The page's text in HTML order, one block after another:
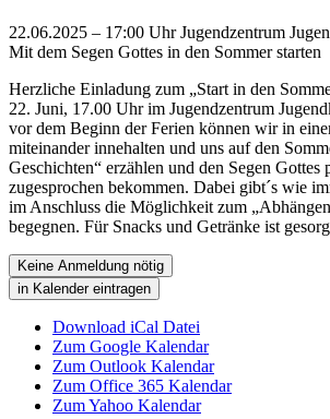
22.06.2025 – 17:00 UhrJugendzentrum
Mit dem Segen Gottes in den Sommer starten
Herzliche Einladung zum „Start in den
22. Juni, 17.00 Uhr im Jugendzentrum
vor dem Beginn der Ferien können wir in
miteinander innehalten und uns auf den
Geschichten“ erzählen und den Segen Gottes
zugesprochen bekommen. Dabei gibt´s wie
im Anschluss die Möglichkeit zum
begegnen. Für Snacks und Getränke ist
Keine Anmeldung nötig
in Kalender eintragen
Download iCal Datei
Zum Google Kalendar
Zum Outlook Kalendar
Zum Office 365 Kalendar
Zum Yahoo Kalendar